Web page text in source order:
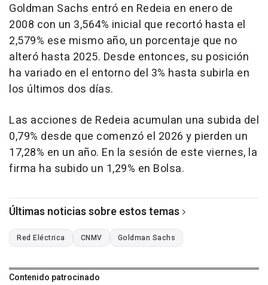
Goldman Sachs entró en Redeia en enero de
2008 con un 3,564% inicial que recortó hasta el
2,579% ese mismo año, un porcentaje que no
alteró hasta 2025. Desde entonces, su posición
ha variado en el entorno del 3% hasta subirla en
los últimos dos días.
Las acciones de Redeia acumulan una subida del
0,79% desde que comenzó el 2026 y pierden un
17,28% en un año. En la sesión de este viernes, la
firma ha subido un 1,29% en Bolsa.
Últimas noticias sobre estos temas
Red Eléctrica CNMV Goldman Sachs
Contenido patrocinado